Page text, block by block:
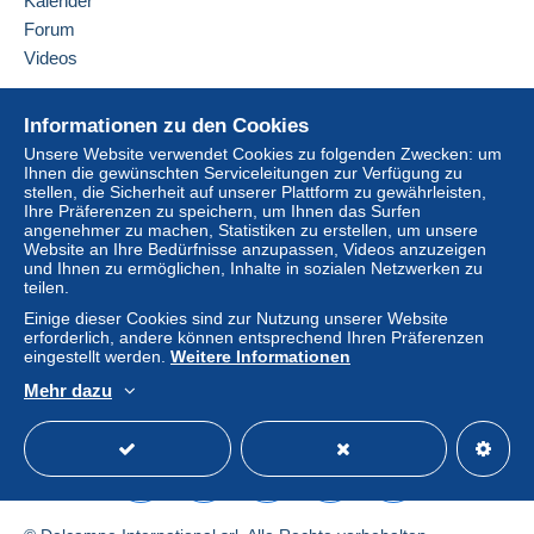
Kauf kann Konsequenzen für das Konto des
Käufers nach sich ziehen.
Klauseln enthalten, die sich auf die Zahlung
beziehen, sind diese Klauseln als nichtig zu
betrachten. Es gelten ausschließlich die
Zahlungsbedingungen der Delcampe-Website, wie
sie in den Nutzungsbedingungen definiert sind.
Käufe müssen, nachdem der Verkäufer die
Tagenbezahlt werden.
Garantie:
Widerrufsrecht
Lasten des Käufers.
Alle Angaben zu Fristen bezüglich der
Rücksendung von Artikeln und der Rückerstattung
des Kaufbetrags finden Sie in derDelcampe-
Charta.
Informationen zu den Cookies
Unsere Website verwendet Cookies zu folgenden Zwecken: um
Ihnen die gewünschten Serviceleitungen zur Verfügung zu
stellen, die Sicherheit auf unserer Plattform zu gewährleisten,
Ihre Präferenzen zu speichern, um Ihnen das Surfen
angenehmer zu machen, Statistiken zu erstellen, um unsere
Website an Ihre Bedürfnisse anzupassen, Videos anzuzeigen
und Ihnen zu ermöglichen, Inhalte in sozialen Netzwerken zu
teilen.
Einige dieser Cookies sind zur Nutzung unserer Website
erforderlich, andere können entsprechend Ihren Präferenzen
eingestellt werden. Weitere Informationen
Mehr dazu
Forum
Videos
Online-Hilfe
Auf Delcampe kaufen
Auf Delcampe verkaufen
Eine sichere Website